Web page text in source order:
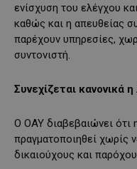
ενίσχυση του ελέγχου
καθώς και η απευθείας
παρέχουν υπηρεσίες,
συντονιστή.
Συνεχίζεται κανονικά
Ο ΟΑΥ διαβεβαιώνει ότι
πραγματοποιηθεί χωρίς
δικαιούχους και